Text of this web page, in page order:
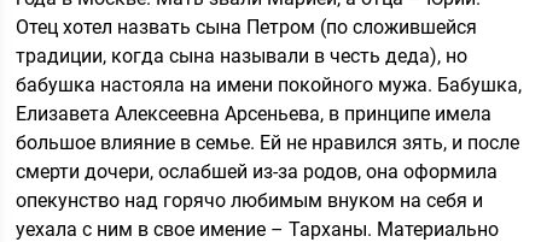
Отец хотел назвать сына Петром (по сложившейся
традиции, когда сына называли в честь деда), но
бабушка настояла на имени покойного мужа. Бабушка,
Елизавета Алексеевна Арсеньева, в принципе имела
большое влияние в семье. Ей не нравился зять, и после
смерти дочери, ослабшей из-за родов, она оформила
опекунство над горячо любимым внуком на себя и
уехала с ним в свое имение – Тарханы. Материально